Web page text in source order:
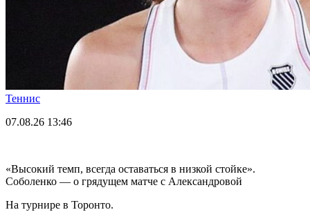
Теннис
07.08.26 13:46
«Высокий темп, всегда оставаться в низкой стойке».
Соболенко — о грядущем матче с Александровой
На турнире в Торонто.